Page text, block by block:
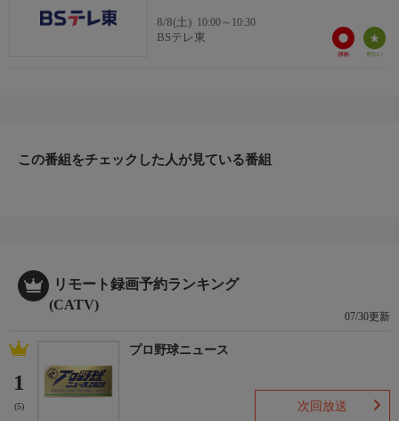
▼「マーケット先読み」 週明けの株価や為替はどうなるのか。
金曜日のＮＹ市場を踏まえて、週明けを専門家とともに展望しま
8/8(土) 10:00～10:30
BSテレ東
この番組をチェックした人が見ている番組
リモート録画予約ランキング
(CATV)
07/30更新
1
(5)
プロ野球ニュース
次回放送